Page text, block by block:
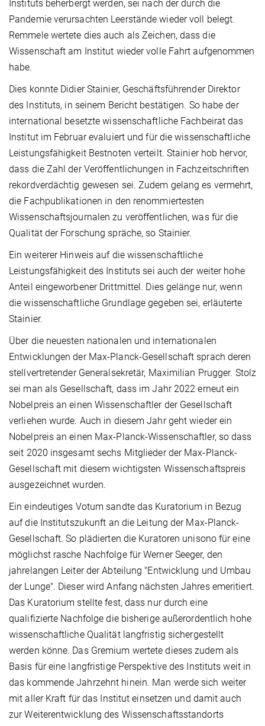
Instituts beherbergt werden, sei nach der durch die
Pandemie verursachten Leerstände wieder voll belegt.
Remmele wertete dies auch als Zeichen, dass die
Wissenschaft am Institut wieder volle Fahrt aufgenommen
habe.
Dies konnte Didier Stainier, Geschäftsführender Direktor
des Instituts, in seinem Bericht bestätigen. So habe der
international besetzte wissenschaftliche Fachbeirat das
Institut im Februar evaluiert und für die wissenschaftliche
Leistungsfähigkeit Bestnoten verteilt. Stainier hob hervor,
dass die Zahl der Veröffentlichungen in Fachzeitschriften
rekordverdächtig gewesen sei. Zudem gelang es vermehrt,
die Fachpublikationen in den renommiertesten
Wissenschaftsjournalen zu veröffentlichen, was für die
Qualität der Forschung spräche, so Stainier.
Ein weiterer Hinweis auf die wissenschaftliche
Leistungsfähigkeit des Instituts sei auch der weiter hohe
Anteil eingeworbener Drittmittel. Dies gelänge nur, wenn
die wissenschaftliche Grundlage gegeben sei, erläuterte
Stainier.
Über die neuesten nationalen und internationalen
Entwicklungen der Max-Planck-Gesellschaft sprach deren
stellvertretender Generalsekretär, Maximilian Prugger. Stolz
sei man als Gesellschaft, dass im Jahr 2022 erneut ein
Nobelpreis an einen Wissenschaftler der Gesellschaft
verliehen wurde. Auch in diesem Jahr geht wieder ein
Nobelpreis an einen Max-Planck-Wissenschaftler, so dass
seit 2020 insgesamt sechs Mitglieder der Max-Planck-
Gesellschaft mit diesem wichtigsten Wissenschaftspreis
ausgezeichnet wurden.
Ein eindeutiges Votum sandte das Kuratorium in Bezug
auf die Institutszukunft an die Leitung der Max-Planck-
Gesellschaft. So plädierten die Kuratoren unisono für eine
möglichst rasche Nachfolge für Werner Seeger, den
jahrelangen Leiter der Abteilung "Entwicklung und Umbau
der Lunge". Dieser wird Anfang nächsten Jahres emeritiert.
Das Kuratorium stellte fest, dass nur durch eine
qualifizierte Nachfolge die bisherige außerordentlich hohe
wissenschaftliche Qualität langfristig sichergestellt
werden könne. Das Gremium wertete dieses zudem als
Basis für eine langfristige Perspektive des Instituts weit in
das kommende Jahrzehnt hinein. Man werde sich weiter
mit aller Kraft für das Institut einsetzen und damit auch
zur Weiterentwicklung des Wissenschaftsstandorts